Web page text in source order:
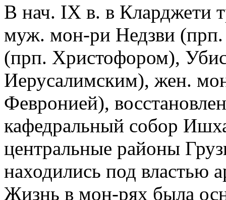
В нач. IX в. в Кларджети
муж. мон-ри Недзви
(прп. Христофором),
Иерусалимским), жен.
Февронией),
кафедральный собор
центральные районы
находились под властью
Жизнь в мон-рях была